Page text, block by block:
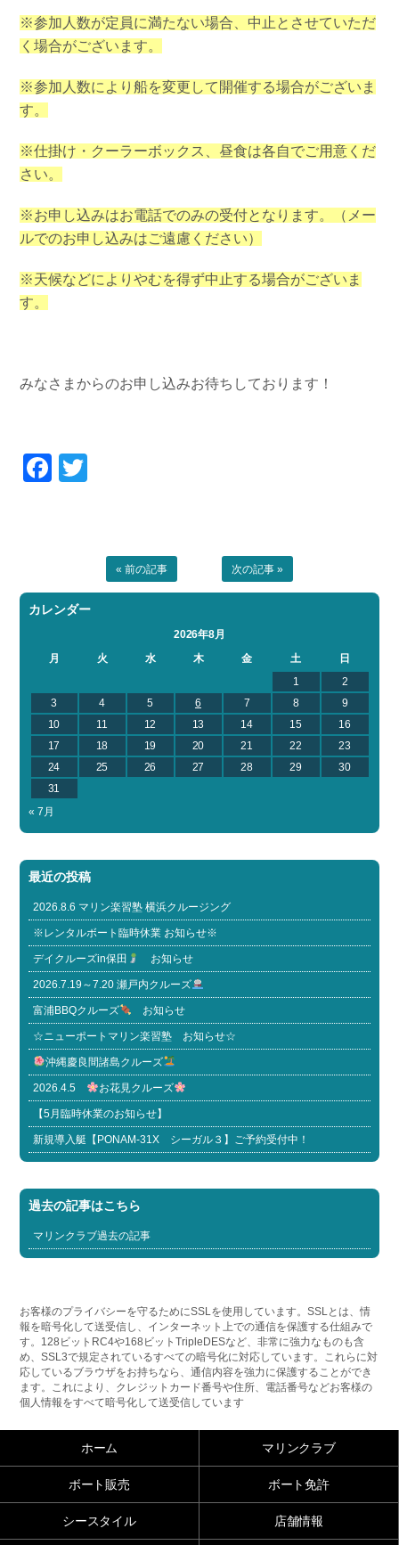
※参加人数が定員に満たない場合、中止とさせていただ
く場合がございます。
※参加人数により船を変更して開催する場合がございま
す。
※仕掛け・クーラーボックス、昼食は各自でご用意くだ
さい。
※お申し込みはお電話でのみの受付となります。（メー
ルでのお申し込みはご遠慮ください）
※天候などによりやむを得ず中止する場合がございま
す。
みなさまからのお申し込みお待ちしております！
Facebook
« 前の記事 次の記事 »
カレンダー
2026年8月
月
火 水 木 金 土
日
1
2
3
4 5 6 7 8
9
10
11 12 13 14 15
16
17
18 19 20 21 22
23
24
25 26 27 28 29
30
31
« 7月
最近の投稿
2026.8.6 マリン楽習塾 横浜クルージング
※レンタルボート臨時休業 お知らせ※
デイクルーズin保田 お知らせ
2026.7.19～7.20 瀬戸内クルーズ
富浦BBQクルーズ お知らせ
☆ニューポートマリン楽習塾 お知らせ☆
沖縄慶良間諸島クルーズ
2026.4.5 お花見クルーズ
【5月臨時休業のお知らせ】
新規導入艇【PONAM-31X シーガル３】ご予約受付中！
過去の記事はこちら
マリンクラブ過去の記事
お客様のプライバシーを守るためにSSLを使用しています。SSLとは、情
報を暗号化して送受信し、インターネット上での通信を保護する仕組みで
す。128ビットRC4や168ビットTripleDESなど、非常に強力なものも含
め、SSL3で規定されているすべての暗号化に対応しています。これらに対
応しているブラウザをお持ちなら、通信内容を強力に保護することができ
ます。これにより、クレジットカード番号や住所、電話番号などお客様の
個人情報をすべて暗号化して送受信しています
ホーム マリンクラブ
ボート販売 ボート免許
シースタイル 店舗情報